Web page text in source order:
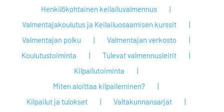
Henkilökohtainen keilailuvalmennus
Valmentajakoulutus ja Keilailuosaamisen kurssit
Valmentajan polku
Valmentajan verkosto
Koulutustoiminta
Tulevat valmennusleirit
Kilpailutoiminta
Miten aloittaa kilpaileminen?
Kilpailut ja tulokset
Valtakunnansarjat